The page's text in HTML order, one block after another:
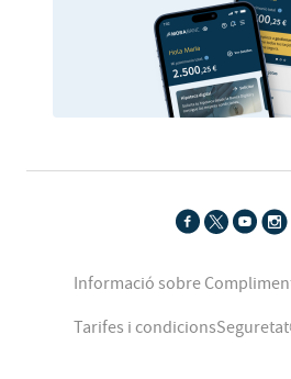
Informació sobre
Tarifes i condicionsSeguretat